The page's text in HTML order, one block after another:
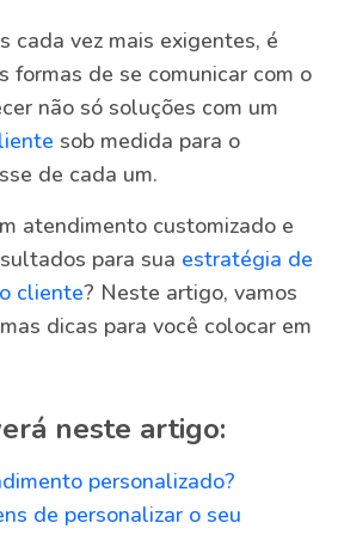
cada vez mais exigentes, é
formas de se comunicar com o
não só soluções com um
sob medida para o
de cada um.
atendimento customizado e
para sua estratégia de
cliente? Neste artigo, vamos
dicas para você colocar em
neste artigo:
personalizado?
de personalizar o seu